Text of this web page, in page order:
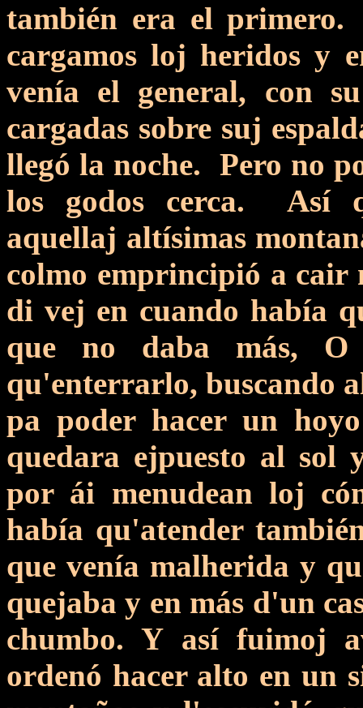
también era el
cargamos loj heridos y
venía el general, con
cargadas sobre suj
llegó la noche. Pero no
los godos cerca. Así
aquellaj altísimas
colmo emprincipió a
di vej en cuando había
que no daba más,
qu'enterrarlo, buscando
pa poder hacer un
quedara ejpuesto al sol
por ái menudean loj
había qu'atender
que venía malherida y
quejaba y en más d'un
chumbo. Y así fuimoj
ordenó hacer alto en un